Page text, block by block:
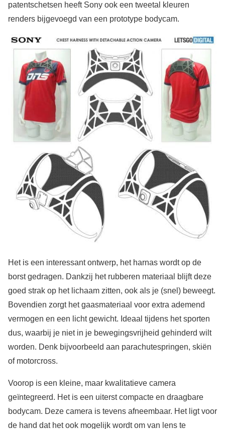
patentschetsen heeft Sony ook een tweetal kleuren
renders bijgevoegd van een prototype bodycam.
Het is een interessant ontwerp, het harnas wordt op de
borst gedragen. Dankzij het rubberen materiaal blijft deze
goed strak op het lichaam zitten, ook als je (snel) beweegt.
Bovendien zorgt het gaasmateriaal voor extra ademend
vermogen en een licht gewicht. Ideaal tijdens het sporten
dus, waarbij je niet in je bewegingsvrijheid gehinderd wilt
worden. Denk bijvoorbeeld aan parachutespringen, skiën
of motorcross.
Voorop is een kleine, maar kwalitatieve camera
geïntegreerd. Het is een uiterst compacte en draagbare
bodycam. Deze camera is tevens afneembaar. Het ligt voor
de hand dat het ook mogelijk wordt om van lens te